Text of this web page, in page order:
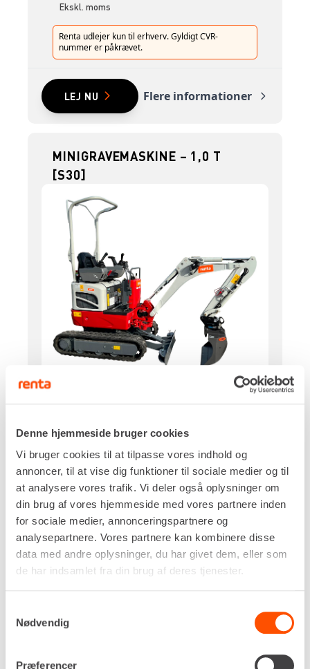
Denne hjemmeside bruger cookies
Vi bruger cookies til at tilpasse vores indhold og
annoncer, til at vise dig funktioner til sociale medier og til
at analysere vores trafik. Vi deler også oplysninger om
din brug af vores hjemmeside med vores partnere inden
for sociale medier, annonceringspartnere og
analysepartnere. Vores partnere kan kombinere disse
data med andre oplysninger, du har givet dem, eller som
de har indsamlet fra din brug af deres tjenester.
Nødvendig
Præferencer
Ekskl. moms
Renta udlejer kun til erhverv. Gyldigt CVR-
nummer er påkrævet.
LEJ NU Flere informationer
MINIGRAVEMASKINE – 1,0 T
[S30]
Diesel
1.755 mm
Udtømningshøjde, maks.
2.120 mm
Jordtryk
0,28 kg/cm²
Egenvægt
1.150 kg
Pr. dag DKK 2.309,00
Ekskl. moms
LEJ NU